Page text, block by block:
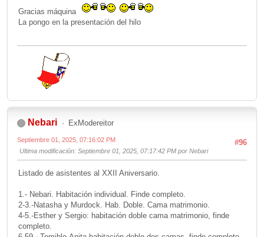
Gracias máquina
La pongo en la presentación del hilo
Nebari ExModereitor
#96
Septiembre 01, 2025, 07:16:02 PM
Ultima modificación: Septiembre 01, 2025, 07:17:42 PM por Nebari
Listado de asistentes al XXII Aniversario.
1.- Nebari. Habitación individual. Finde completo.
2-3.-Natasha y Murdock. Hab. Doble. Cama matrimonio.
4-5.-Esther y Sergio: habitación doble cama matrimonio, finde
completo.